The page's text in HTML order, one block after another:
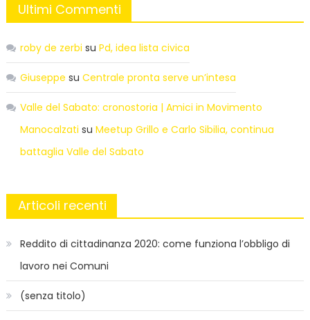
Ultimi Commenti
roby de zerbi su Pd, idea lista civica
Giuseppe su Centrale pronta serve un’intesa
Valle del Sabato: cronostoria | Amici in Movimento
Manocalzati su Meetup Grillo e Carlo Sibilia, continua
battaglia Valle del Sabato
Articoli recenti
Reddito di cittadinanza 2020: come funziona l’obbligo di
lavoro nei Comuni
(senza titolo)